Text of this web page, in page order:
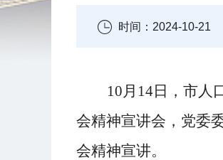
时间：2024-10-21
10月14日，市人
会精神宣讲会，党委
会精神宣讲。